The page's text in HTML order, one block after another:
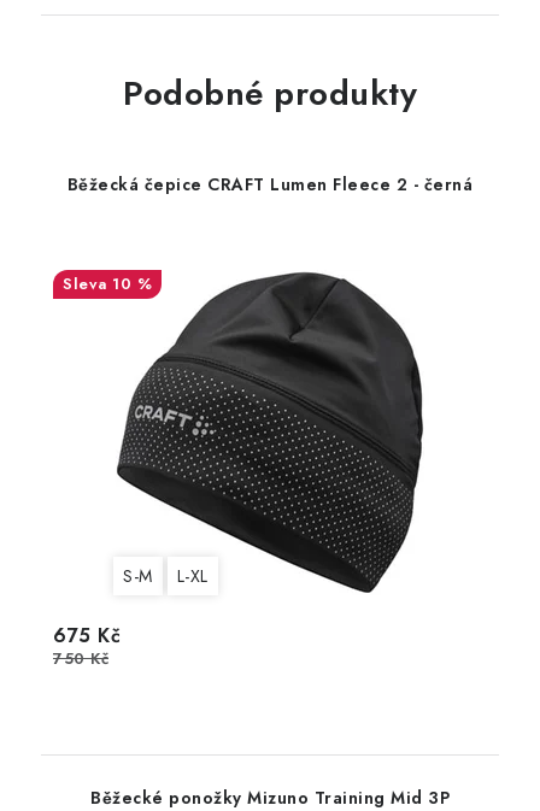
Podobné produkty
Běžecká čepice CRAFT Lumen Fleece 2 - černá
10 %
S-M L-XL
675 Kč
750 Kč
Běžecké ponožky Mizuno Training Mid 3P